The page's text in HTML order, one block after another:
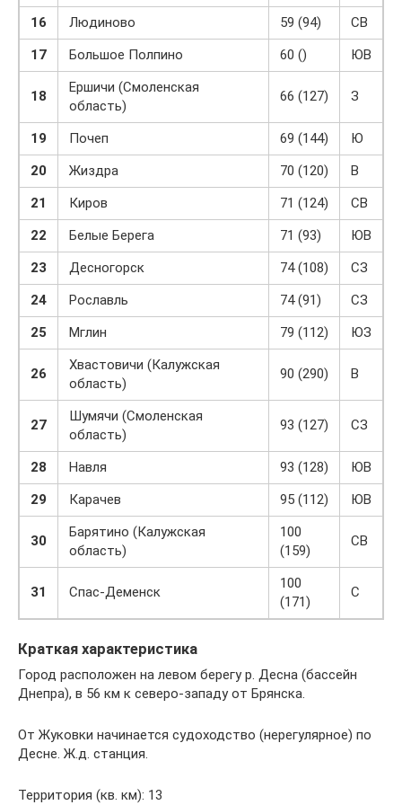
16 Людиново 59 (94)
СВ
17
Большое Полпино 60 () ЮВ
18
Ершичи (Смоленская
область)
66 (127) З
19 Почеп 69 (144)
Ю
20
Жиздра 70 (120)
В
21
Киров 71 (124)
СВ
22
Белые Берега 71 (93)
ЮВ
23
Десногорск 74 (108)
СЗ
24
Рославль 74 (91)
СЗ
25
Мглин 79 (112) ЮЗ
26
Хвастовичи (Калужская
область)
90 (290) В
27
Шумячи (Смоленская
область)
93 (127) СЗ
28 Навля 93 (128)
ЮВ
29
Карачев 95 (112) ЮВ
30
Барятино (Калужская
область)
100
(159)
СВ
31 Спас-Деменск
100
(171)
С
Краткая характеристика
Город расположен на левом берегу р. Десна (бассейн
Днепра), в 56 км к северо-западу от Брянска.
От Жуковки начинается судоходство (нерегулярное) по
Десне. Ж.д. станция.
Территория (кв. км): 13